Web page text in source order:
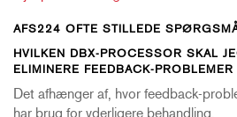
AFS224 OFTE STILLEDE
HVILKEN DBX-PROCESSOR SKAL
ELIMINERE FEEDBACK-
Det afhænger af, hvor feedback-